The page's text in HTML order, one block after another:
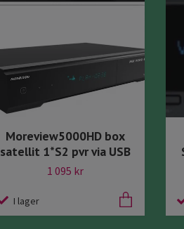
Moreview5000HD box
satellit 1*S2 pvr via USB
1 095 kr
I lager